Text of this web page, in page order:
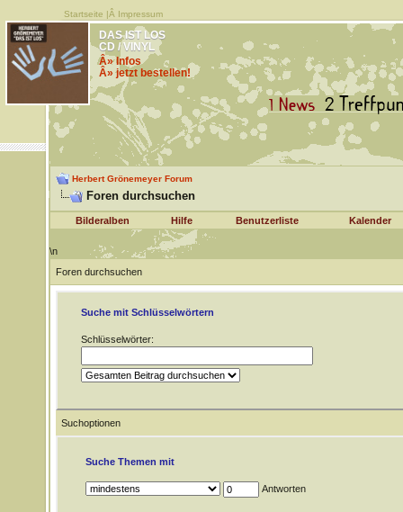
Startseite |Â Impressum
DAS IST LOS
CD / VINYL
Â» Infos
Â» jetzt bestellen!
Herbert Grönemeyer Forum
Foren durchsuchen
Bilderalben Hilfe Benutzerliste Kalender
\n
Foren durchsuchen
Suche mit Schlüsselwörtern
Schlüsselwörter:
Suchoptionen
Suche Themen mit
Antworten